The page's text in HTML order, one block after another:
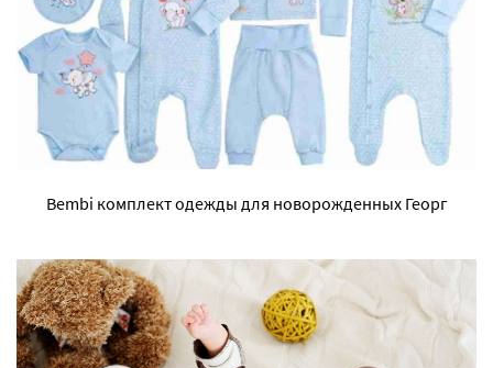
Bembi комплект одежды для новорожденных Георг